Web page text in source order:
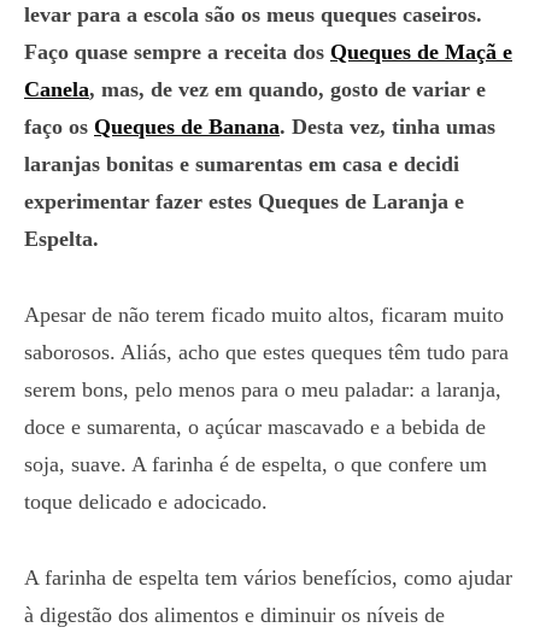
levar para a escola são os meus queques caseiros.
Faço quase sempre a receita dos Queques de Maçã e
Canela, mas, de vez em quando, gosto de variar e
faço os Queques de Banana. Desta vez, tinha umas
laranjas bonitas e sumarentas em casa e decidi
experimentar fazer estes Queques de Laranja e
Espelta.
Apesar de não terem ficado muito altos, ficaram muito
saborosos. Aliás, acho que estes queques têm tudo para
serem bons, pelo menos para o meu paladar: a laranja,
doce e sumarenta, o açúcar mascavado e a bebida de
soja, suave. A farinha é de espelta, o que confere um
toque delicado e adocicado.
A farinha de espelta tem vários benefícios, como ajudar
à digestão dos alimentos e diminuir os níveis de